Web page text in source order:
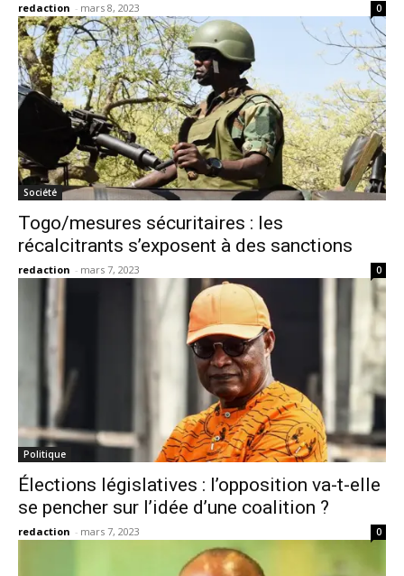
redaction - mars 8, 2023 0
Société
Togo/mesures sécuritaires : les
récalcitrants s’exposent à des sanctions
redaction - mars 7, 2023 0
Politique
Élections législatives : l’opposition va-t-elle
se pencher sur l’idée d’une coalition ?
redaction - mars 7, 2023 0